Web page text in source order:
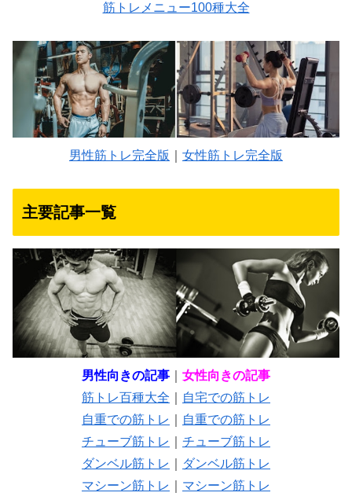
筋トレメニュー100種大全
男性筋トレ完全版 女性筋トレ完全版
主要記事一覧
男性向きの記事
女性向きの記事
筋トレ百種大全
自宅での筋トレ
自重での筋トレ
自重での筋トレ
チューブ筋トレ
チューブ筋トレ
ダンベル筋トレ
ダンベル筋トレ
マシーン筋トレ
マシーン筋トレ